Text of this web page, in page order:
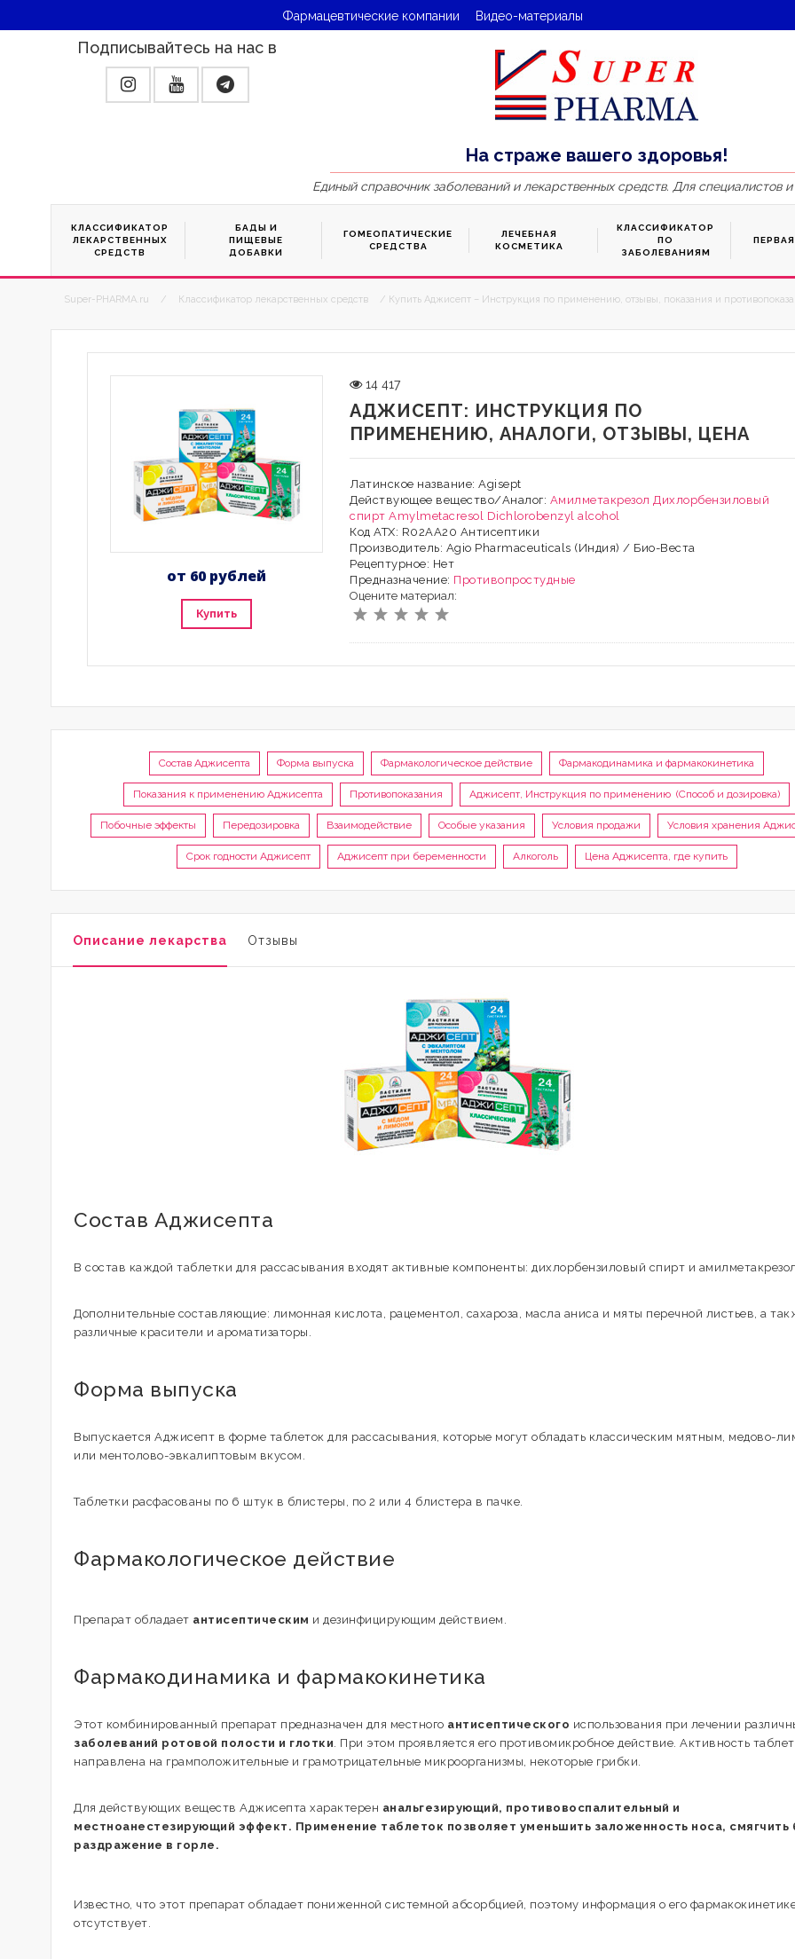
Фармацевтические компании Видео-материалы
Подписывайтесь на нас в
На страже вашего здоровья!
Единый справочник заболеваний и лекарственных средств. Для специалистов
КЛАССИФИКАТОР
ЛЕКАРСТВЕННЫХ
СРЕДСТВ
БАДЫ И
ПИЩЕВЫЕ
ДОБАВКИ
ГОМЕОПАТИЧЕСКИЕ
СРЕДСТВА
ЛЕЧЕБНАЯ
КОСМЕТИКА
КЛАССИФИКАТОР
ПО
ЗАБОЛЕВАНИЯМ
Super-PHARMA.ru / Классификатор лекарственных средств / Купить Аджисепт – Инструкция по применению, отзывы, показания и
от 60 рублей
Купить
14 417
АДЖИСЕПТ: ИНСТРУКЦИЯ ПО
ПРИМЕНЕНИЮ, АНАЛОГИ, ОТЗЫВЫ, ЦЕНА
Латинское название: Agisept
Действующее вещество/Аналог: Амилметакрезол Дихлорбензиловый
спирт Amylmetacresol Dichlorobenzyl alcohol
Код АТХ: R02AA20 Антисептики
Производитель: Agio Pharmaceuticals (Индия) / Био-Веста
Рецептурное: Нет
Предназначение: Противопростудные
Оцените материал:
Состав Аджисепта Форма выпуска Фармакологическое действие Фармакодинамика и фармакокинетика
Показания к применению Аджисепта Противопоказания Аджисепт, Инструкция по применению (Способ и дозировка)
Побочные эффекты Передозировка Взаимодействие Особые указания Условия продажи Условия хранения
Срок годности Аджисепт Аджисепт при беременности Алкоголь Цена Аджисепта, где купить
Описание лекарства Отзывы
Состав Аджисепта
В состав каждой таблетки для рассасывания входят активные компоненты: дихлорбензиловый спирт и
Дополнительные составляющие: лимонная кислота, рацементол, сахароза, масла аниса и мяты перечной листьев, а
различные красители и ароматизаторы.
Форма выпуска
Выпускается Аджисепт в форме таблеток для рассасывания, которые могут обладать классическим мятным, медово-
или ментолово-эвкалиптовым вкусом.
Таблетки расфасованы по 6 штук в блистеры, по 2 или 4 блистера в пачке.
Фармакологическое действие
Препарат обладает антисептическим и дезинфицирующим действием.
Фармакодинамика и фармакокинетика
Этот комбинированный препарат предназначен для местного антисептического использования при лечении
заболеваний ротовой полости и глотки. При этом проявляется его противомикробное действие. Активность
направлена на грамположительные и грамотрицательные микроорганизмы, некоторые грибки.
Для действующих веществ Аджисепта характерен анальгезирующий, противовоспалительный и
местноанестезирующий эффект. Применение таблеток позволяет уменьшить заложенность носа, смягчить
раздражение в горле.
Известно, что этот препарат обладает пониженной системной абсорбцией, поэтому информация о его
отсутствует.